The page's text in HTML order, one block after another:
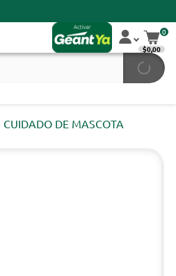
0
$0,00
CUIDADO DE MASCOTA